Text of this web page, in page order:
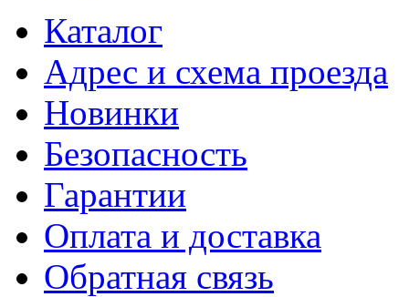
Каталог
Адрес и схема проезда
Новинки
Безопасность
Гарантии
Оплата и доставка
Обратная связь